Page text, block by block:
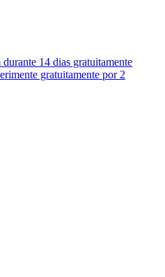
14 dias gratuitamente
gratuitamente por 2